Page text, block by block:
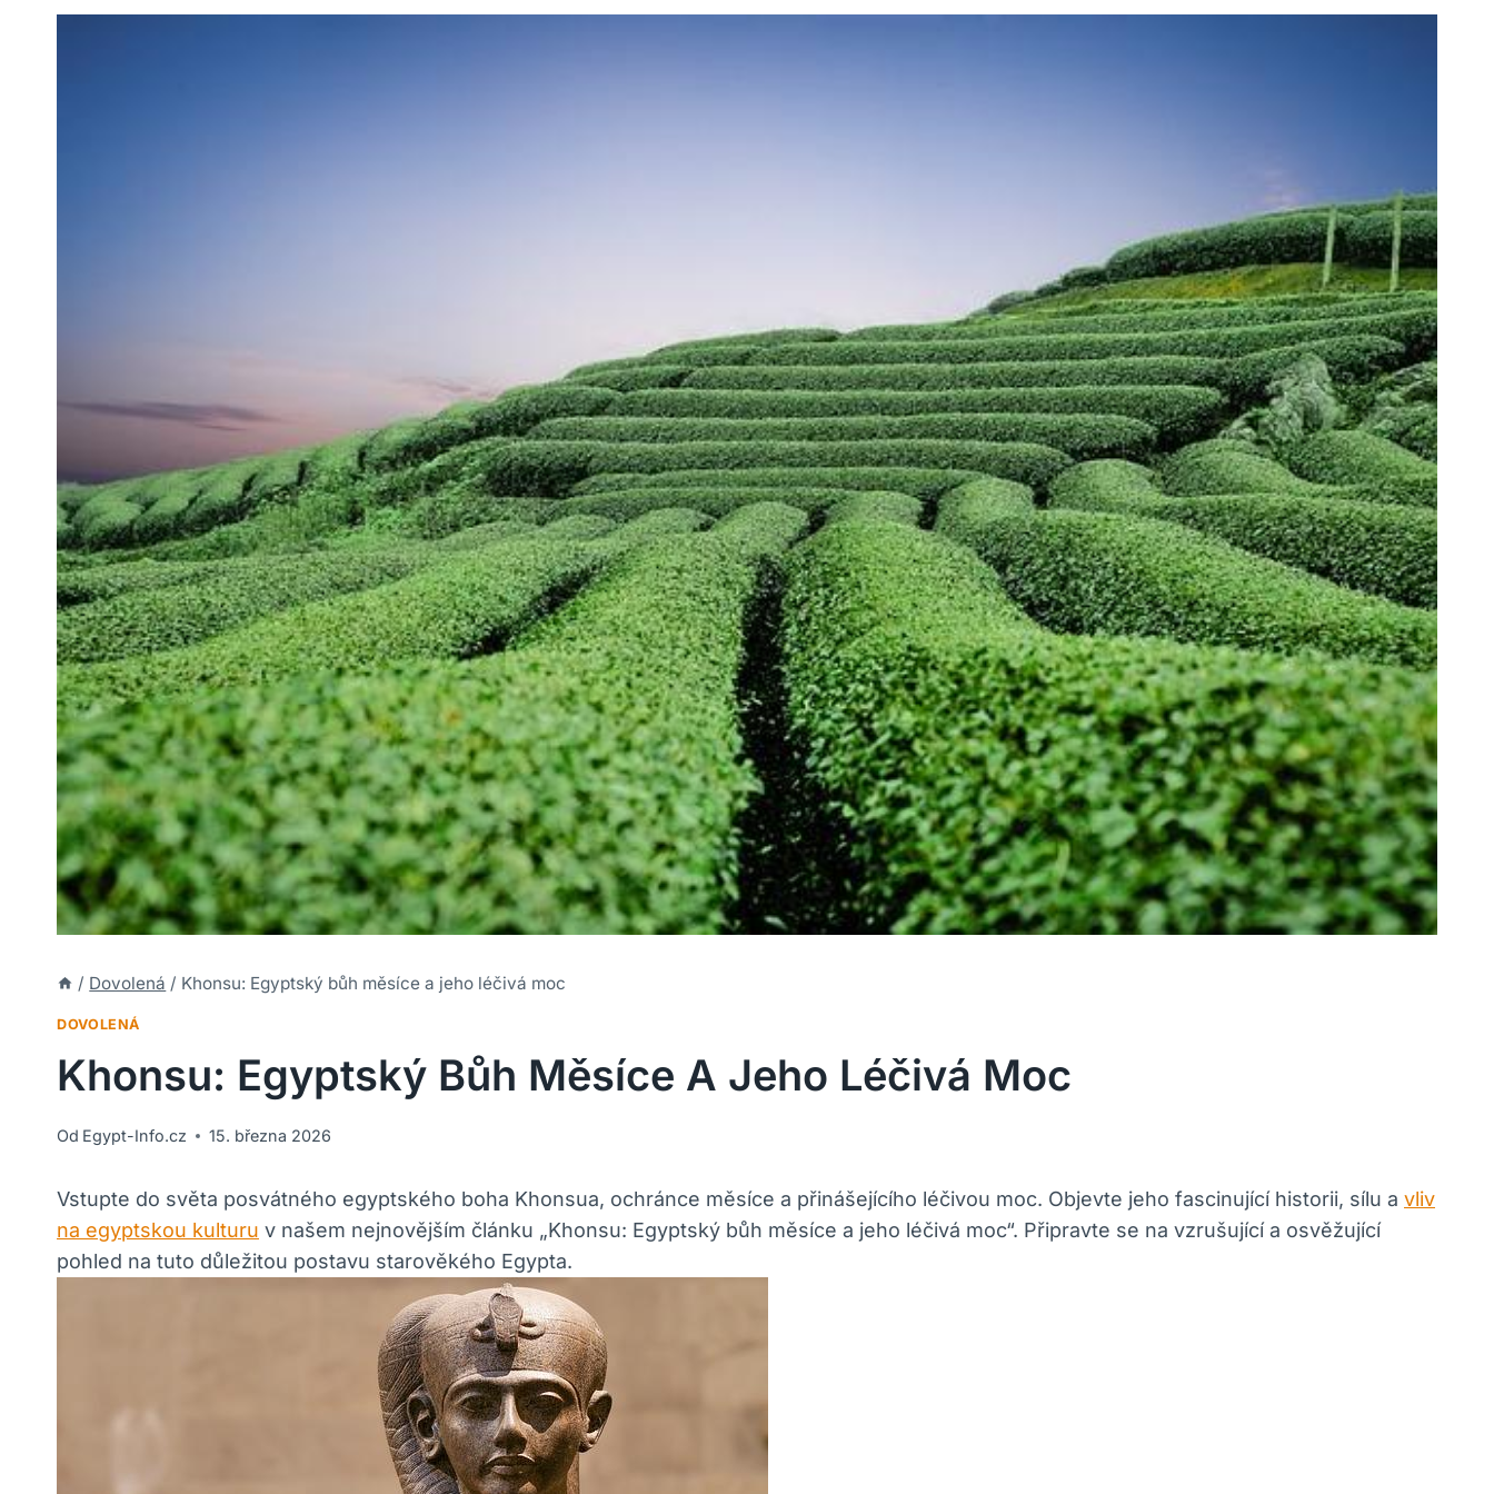
/ Dovolená / Khonsu: Egyptský bůh měsíce a jeho léčivá moc
DOVOLENÁ
Khonsu: Egyptský Bůh Měsíce A Jeho Léčivá Moc
Od Egypt-Info.cz 15. března 2026
Vstupte do světa posvátného egyptského boha Khonsua, ochránce měsíce a přinášejícího léčivou moc. Objevte jeho fascinující historii, sílu a vliv
na egyptskou kulturu v našem nejnovějším článku „Khonsu: Egyptský bůh měsíce a jeho léčivá moc“. Připravte se na vzrušující a osvěžující
pohled na tuto důležitou postavu starověkého Egypta.